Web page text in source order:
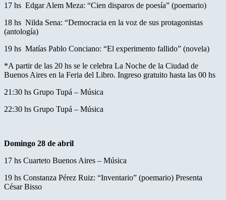
17 hs Edgar Alem Meza: “Cien disparos de poesía” (poemario)
18 hs Nilda Sena: “Democracia en la voz de sus protagonistas
(antología)
19 hs Matías Pablo Conciano: “El experimento fallido” (novela)
*A partir de las 20 hs se le celebra La Noche de la Ciudad de
Buenos Aires en la Feria del Libro. Ingreso gratuito hasta las 00 hs
21:30 hs Grupo Tupá – Música
22:30 hs Grupo Tupá – Música
Domingo 28 de abril
17 hs Cuarteto Buenos Aires – Música
19 hs Constanza Pérez Ruiz: “Inventario” (poemario) Presenta
César Bisso